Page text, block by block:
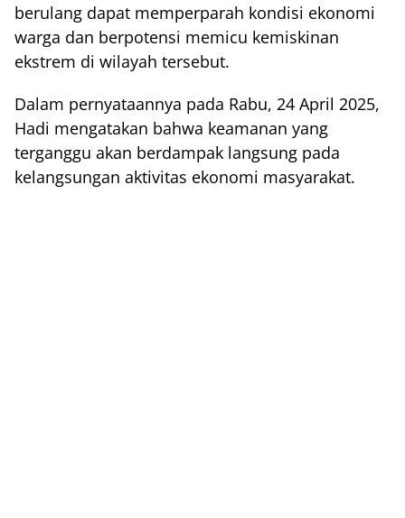
berulang dapat memperparah kondisi ekonomi
warga dan berpotensi memicu kemiskinan
ekstrem di wilayah tersebut.
Dalam pernyataannya pada Rabu, 24 April 2025,
Hadi mengatakan bahwa keamanan yang
terganggu akan berdampak langsung pada
kelangsungan aktivitas ekonomi masyarakat.